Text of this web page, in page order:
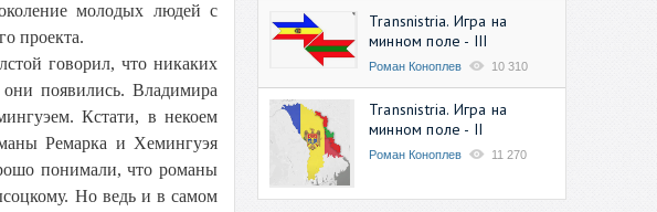
молодых людей с
проекта.
говорил, что никаких
появились. Владимира
Кстати, в некоем
Ремарка и Хемингуэя
понимали, что романы
Но ведь и в самом
Transnistria. Игра на
минном поле - III
Роман Коноплев 10 310
Transnistria. Игра на
минном поле - II
Роман Коноплев 11 270